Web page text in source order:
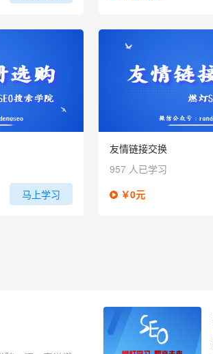
马上学习
友情链接交换
957 人已学习
￥0元